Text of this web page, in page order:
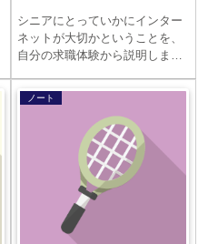
シニアにとっていかにインター
ネットが大切かということを、
自分の求職体験から説明しまし
ば、多くの情報に短時間で接す
ることはできません。あらゆる
シーンでますますシニアにとっ
ての必需品になることと思われ
ノート